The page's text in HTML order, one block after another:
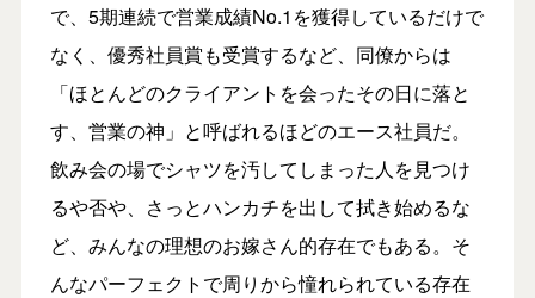
で、5期連続で営業成績No.1を獲得しているだけで
なく、優秀社員賞も受賞するなど、同僚からは
「ほとんどのクライアントを会ったその日に落と
す、営業の神」と呼ばれるほどのエース社員だ。
飲み会の場でシャツを汚してしまった人を見つけ
るや否や、さっとハンカチを出して拭き始めるな
ど、みんなの理想のお嫁さん的存在でもある。そ
んなパーフェクトで周りから憧れられている存在